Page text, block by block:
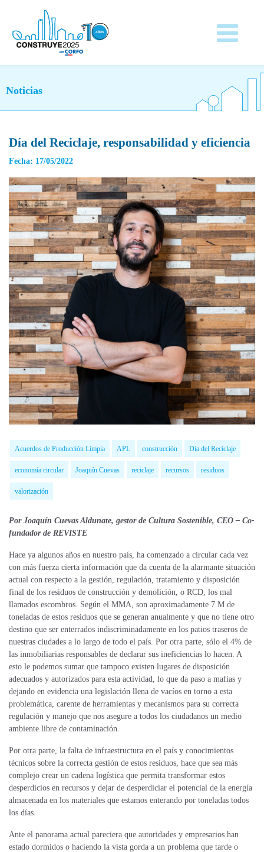
Noticias
Día del Reciclaje, responsabilidad y eficiencia
Fecha: 17/05/2022
Acuerdos de Producción Limpia APL construcción Día del Reciclaje
economía circular Joaquín Cuevas reciclaje recursos residuos
valorización
Por Joaquín Cuevas Aldunate, gestor de Cultura Sostenible, CEO – Co-
fundador de REVISTE
Hace ya algunos años en nuestro país, ha comenzado a circular cada vez
con más fuerza cierta información que da cuenta de la alarmante situación
actual con respecto a la gestión, regulación, tratamiento y disposición
final de los residuos de construcción y demolición, o RCD, los mal
llamados escombros. Según el MMA, son aproximadamente 7 M de
toneladas de estos residuos que se generan anualmente y que no tiene otro
destino que ser enterrados indiscriminadamente en los patios traseros de
nuestras ciudades a lo largo de todo el país. Por otra parte, sólo el 4% de
las inmobiliarias responsables de declarar sus ineficiencias lo hacen. A
esto le podemos sumar que tampoco existen lugares de disposición
adecuados y autorizados para esta actividad, lo que da paso a mafias y
dejando en evidencia una legislación llena de vacíos en torno a esta
problemática, carente de herramientas y mecanismos para su correcta
regulación y manejo que nos asegure a todos los ciudadanos un medio
ambiente libre de contaminación.
Por otra parte, la falta de infraestructura en el país y conocimientos
técnicos sobre la correcta gestión de estos residuos, hace que sea más
complejo crear un cadena logística que permita transformar estos
desperdicios en recursos y dejar de desperdiciar el potencial de la energía
almacenada en los materiales que estamos enterando por toneladas todos
los días.
Ante el panorama actual pareciera que autoridades y empresarios han
estado dormidos o haciendo la vista gorda a un problema que tarde o